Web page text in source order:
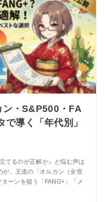
ン・S&P500・FA
導く「年代別」
てるのが正解か』と悩む声は
が、王道の「オルカン（全世
ーンを狙う「FANG+」「メ